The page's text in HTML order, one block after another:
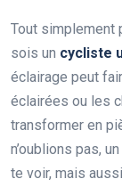
Tout simplement
sois un cycliste
éclairage peut
éclairées ou les
transformer en
n’oublions pas,
te voir, mais